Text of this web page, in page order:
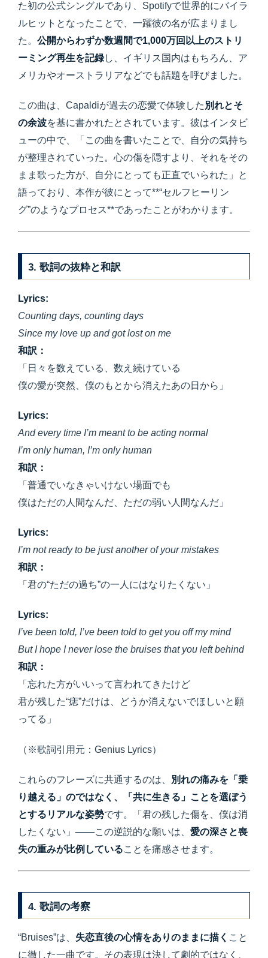
た初の公式シングルであり、Spotifyで世界的にバイラ
ルヒットとなったことで、一躍彼の名が広まりまし
た。 公開からわずか数週間で1,000万回以上のストリ
ーミング再生を記録し、イギリス国内はもちろん、ア
メリカやオーストラリアなどでも話題を呼びました。
この曲は、Capaldiが過去の恋愛で体験した 別れとそ
の余波を基に書かれたとされています。彼はインタビ
ューの中で、「この曲を書いたことで、自分の気持ち
が整理されていった。心の傷を隠すより、それをその
まま歌った方が、自分にとっても正直でいられた」と
語っており、本作が彼にとって**“セルフヒーリン
グ”のようなプロセス**であったことがわかります。
3. 歌詞の抜粋と和訳
Lyrics:
Counting days, counting days
Since my love up and got lost on me
和訳：
「日々を数えている、数え続けている
僕の愛が突然、僕のもとから消えたあの日から」
Lyrics:
And every time I’m meant to be acting normal
I’m only human, I’m only human
和訳：
「普通でいなきゃいけない場面でも
僕はただの人間なんだ、ただの弱い人間なんだ」
Lyrics:
I’m not ready to be just another of your mistakes
和訳：
「君の“ただの過ち”の一人にはなりたくない」
Lyrics:
I’ve been told, I’ve been told to get you off my mind
But I hope I never lose the bruises that you left behind
和訳：
「忘れた方がいいって言われてきたけど
君が残した“痣”だけは、どうか消えないでほしいと願
ってる」
（※歌詞引用元：Genius Lyrics）
これらのフレーズに共通するのは、
別れの痛みを「乗
り越える」のではなく、「共に生きる」ことを選ぼう
とするリアルな姿勢です。「君の残した傷を、僕は消
したくない」——この逆説的な願いは、 愛の深さと喪
失の重みが比例していることを痛感させます。
4. 歌詞の考察
“Bruises”は、 失恋直後の心情をありのままに描く こと
に徹した一曲です。その表現は決して劇的ではなく、